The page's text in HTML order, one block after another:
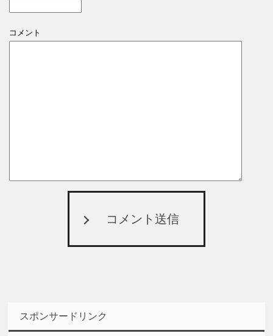
コメント
コメント送信
スポンサードリンク